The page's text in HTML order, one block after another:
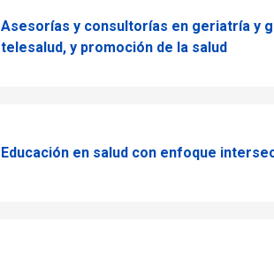
Asesorías y consultorías en geriatría y
telesalud, y promoción de la salud
Educación en salud con enfoque